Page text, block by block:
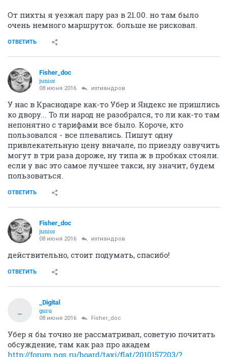
От пихты я уезжал пару раз в 21.00. но там было
очень немного маршруток. больше не рисковал.
ОТВЕТИТЬ
Fisher_doc
junior
08 июня 2016 ихтиандров
У нас в Краснодаре как-то Убер и Яндекс не пришлись
ко двору... То ли народ не разобрался, то ли как-то там
непонятно с тарифами все было. Короче, кто
пользовался - все плевались. Пишут одну
привлекательную цену вначале, по приезду озвучить
могут в три раза дороже, ну типа ж в пробках стояли.
если у вас это самое лучшее такси, ну значит, будем
пользоваться.
ОТВЕТИТЬ
Fisher_doc
junior
08 июня 2016 ихтиандров
действительно, стоит подумать, спасибо!
ОТВЕТИТЬ
_Digital
guru
08 июня 2016 Fisher_doc
Убер я бы точно не рассматривал, советую почитать
обсуждение, там как раз про академ
http://forum.ngs.ru/board/taxi/flat/2010157203/?